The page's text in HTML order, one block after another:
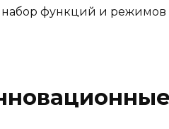
функций и режимов